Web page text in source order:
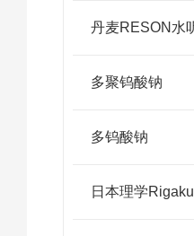
多聚钨酸钠
多钨酸钠
日本理学Rigaku